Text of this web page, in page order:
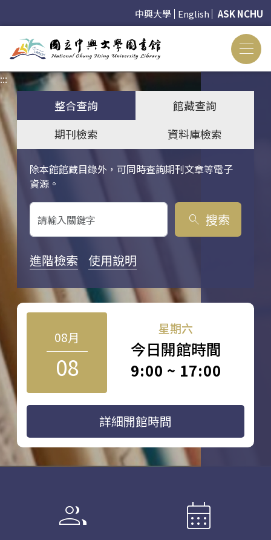
中興大學 English ASK NCHU
:::
整合查詢
館藏查詢
期刊檢索
資料庫檢索
除本館館藏目錄外，可同時查詢期刊文章等電子
資源。
關鍵字搜尋
search 搜索
進階檢索 使用說明
08月
08
星期六
今日開館時間
9:00 ~ 17:00
詳細開館時間
group calendar_month